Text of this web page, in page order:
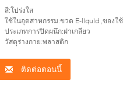
เครื่องสำอางสำหรับดูแลส่วนบุคคล
สี:โปร่งใส
ใช้ในอุตสาหกรรม:ขวด E-liquid ,ของใ
ประเภทการปิดผนึก:ฝาเกลียว
วัสดุร่างกาย:พลาสติก
ติดต่อตอนนี้